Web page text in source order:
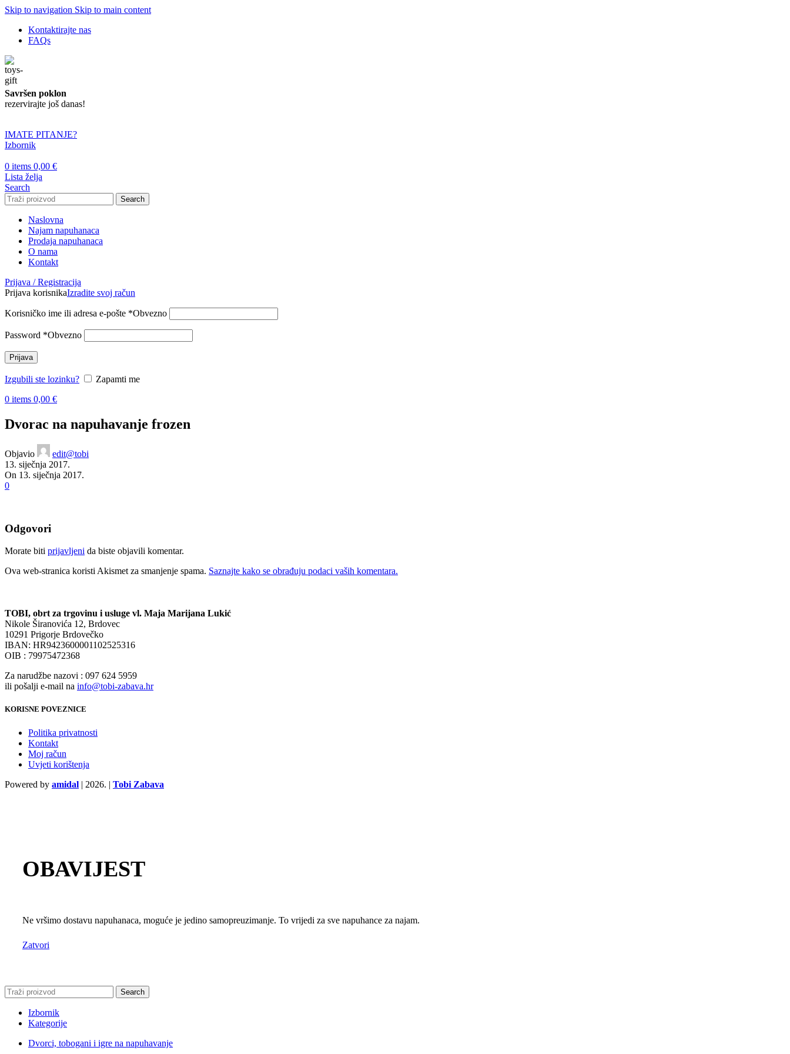
Skip to navigation Skip to main content
Kontaktirajte nas
FAQs
Savršen poklon
rezervirajte još danas!
IMATE PITANJE?
Izbornik
0 items 0,00 €
Lista želja
Search
Search
Naslovna
Najam napuhanaca
Prodaja napuhanaca
O nama
Kontakt
Prijava / Registracija
Prijava korisnikaIzradite svoj račun
Korisničko ime ili adresa e-pošte *Obvezno
Password *Obvezno
Prijava
Izgubili ste lozinku?
Zapamti me
0 items 0,00 €
Dvorac na napuhavanje frozen
Objavio
edit@tobi
13. siječnja 2017.
On 13. siječnja 2017.
0
Odgovori
Morate biti prijavljeni da biste objavili komentar.
Ova web-stranica koristi Akismet za smanjenje spama. Saznajte kako se obrađuju podaci vaših komentara.
TOBI, obrt za trgovinu i usluge vl. Maja Marijana Lukić
Nikole Širanovića 12, Brdovec
10291 Prigorje Brdovečko
IBAN: HR9423600001102525316
OIB : 79975472368
Za narudžbe nazovi : 097 624 5959
ili pošalji e-mail na info@tobi-zabava.hr
KORISNE POVEZNICE
Politika privatnosti
Kontakt
Moj račun
Uvjeti korištenja
Powered by amidal | 2026. | Tobi Zabava
OBAVIJEST
Ne vršimo dostavu napuhanaca, moguće je jedino samopreuzimanje. To vrijedi za sve napuhance za najam.
Zatvori
Search
Izbornik
Kategorije
Dvorci, tobogani i igre na napuhavanje